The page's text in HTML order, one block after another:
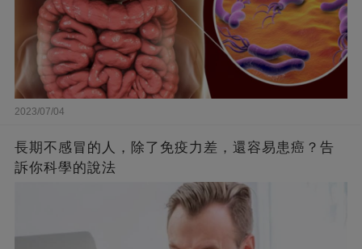
2023/07/04
長期不感冒的人，除了免疫力差，還容易患癌？告
訴你科學的說法